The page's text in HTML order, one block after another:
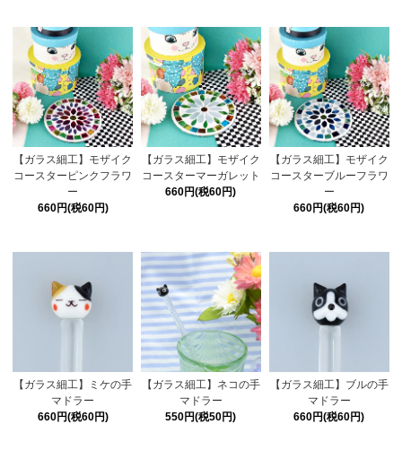
【ガラス細工】モザイク
コースターピンクフラワ
ー
660円(税60円)
【ガラス細工】モザイク
コースターマーガレット
660円(税60円)
【ガラス細工】モザイク
コースターブルーフラワ
ー
660円(税60円)
【ガラス細工】ミケの手
マドラー
660円(税60円)
【ガラス細工】ネコの手
マドラー
550円(税50円)
【ガラス細工】ブルの手
マドラー
660円(税60円)